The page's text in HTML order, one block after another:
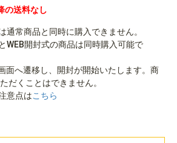
の送料なし
通常商品と同時に購入できません。
WEB開封式の商品は同時購入可能で
面へ遷移し、開封が開始いたします。商
だくことはできません。
意点はこちら